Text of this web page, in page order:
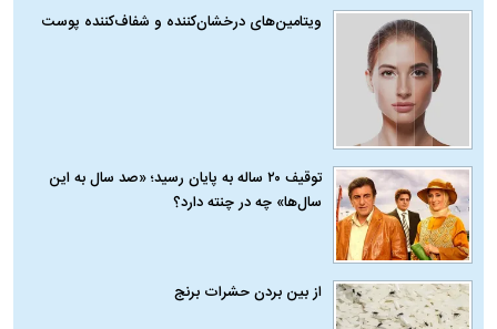
ویتامین‌های درخشان‌کننده و شفاف‌کننده پوست
توقیف ۲۰ ساله به پایان رسید؛ «صد سال به این
سال‌ها» چه در چنته دارد؟
از بین بردن حشرات برنج